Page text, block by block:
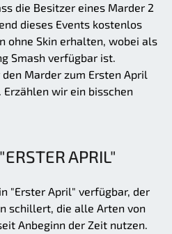
die Besitzer eines Marder 2
dieses Events kostenlos
ohne Skin erhalten, wobei als
Smash verfügbar ist.
Marder zum Ersten April
wir ein bisschen
APRIL"
"Erster April" verfügbar, der
schillert, die alle Arten von
Anbeginn der Zeit nutzen.